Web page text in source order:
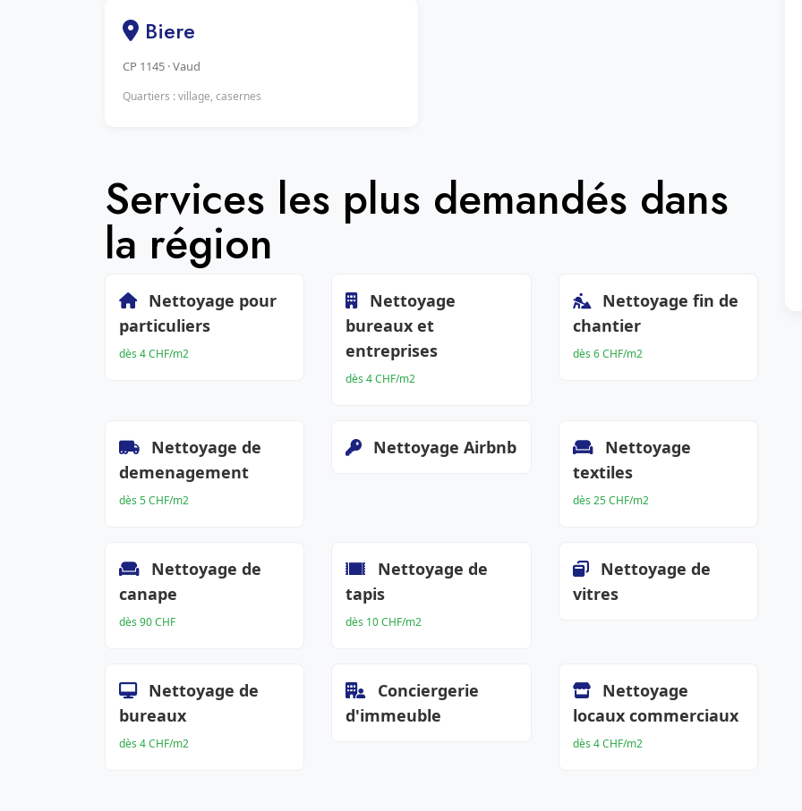
Biere
CP 1145 · Vaud
Quartiers : village, casernes
Services les plus demandés dans
la région
Nettoyage pour
particuliers
dès 4 CHF/m2
Nettoyage
bureaux et
entreprises
dès 4 CHF/m2
Nettoyage fin de
chantier
dès 6 CHF/m2
Nettoyage de
demenagement
dès 5 CHF/m2
Nettoyage Airbnb
Nettoyage
textiles
dès 25 CHF/m2
Nettoyage de
canape
dès 90 CHF
Nettoyage de
tapis
dès 10 CHF/m2
Nettoyage de
vitres
Nettoyage de
bureaux
dès 4 CHF/m2
Conciergerie
d'immeuble
Nettoyage
locaux commerciaux
dès 4 CHF/m2